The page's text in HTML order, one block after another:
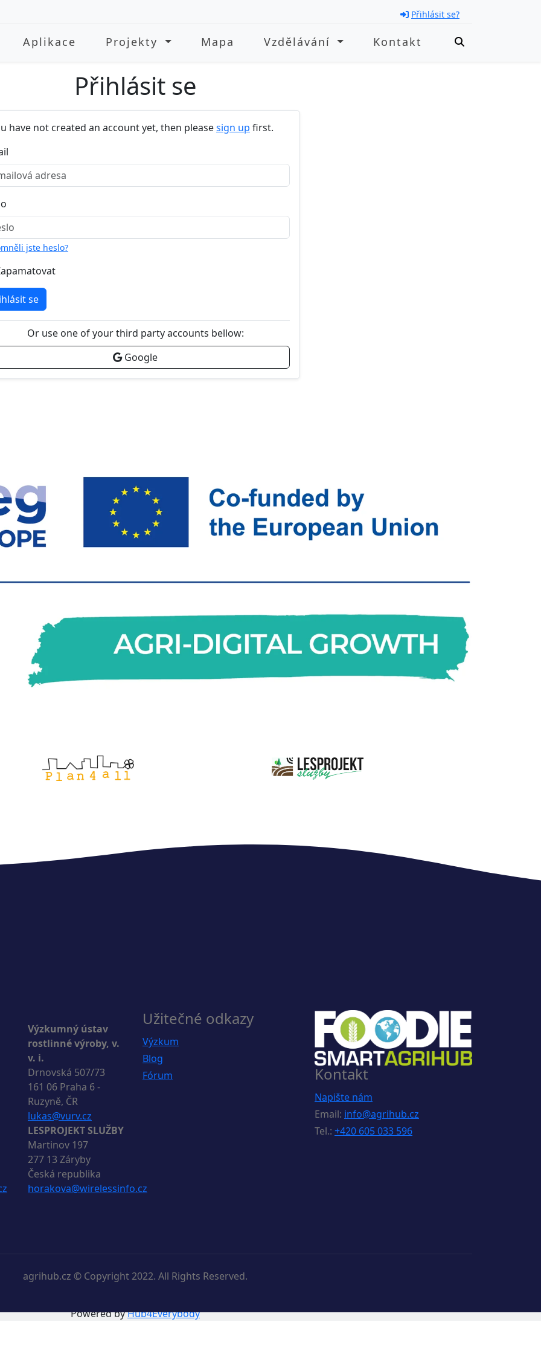
Přihlásit se?
Aplikace Projekty Mapa Vzdělávání Kontakt
Přihlásit se
have not created an account yet, then pleasesign up first.
jste heslo?
se
Or use one of your third party accounts bellow:
Google
Výzkumný ústav
rostlinné výroby, v.
v. i.
Drnovská 507/73
161 06 Praha 6 -
Ruzyně, ČR
lukas@vurv.cz
LESPROJEKT SLUŽBY
Martinov 197
277 13 Záryby
Česká republika
horakova@wirelessinfo.cz
Užitečné odkazy
Výzkum
Blog
Fórum
Kontakt
Napište nám
Email: info@agrihub.cz
Tel.: +420 605 033 596
agrihub.cz © Copyright 2022. All Rights Reserved.
Powered byHub4Everybody